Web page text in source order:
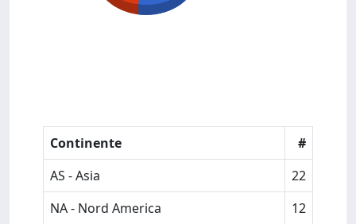
Continente
#
AS - Asia
22
NA - Nord America
12